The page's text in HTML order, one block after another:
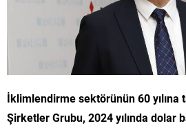
İklimlendirme sektörünün 60 yılına
Şirketler Grubu, 2024 yılında dolar